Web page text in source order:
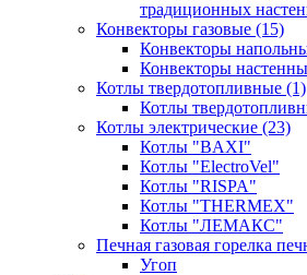
традиционных
Конвекторы газовые (15)
Конвекторы
Конвекторы
Котлы твердотопливные (1)
Котлы
Котлы электрические (23)
Котлы "BAXI"
Котлы "ElectroVel"
Котлы "RISPA"
Котлы "THERMEX"
Котлы "ЛЕМАКС"
Печная газовая горелка
Угоп